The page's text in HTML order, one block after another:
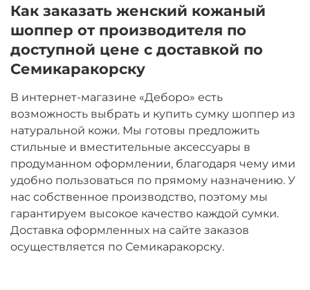
Как заказать женский кожаный
шоппер от производителя по
доступной цене с доставкой по
Семикаракорску
В интернет-магазине «Деборо» есть
возможность выбрать и купить сумку шоппер из
натуральной кожи. Мы готовы предложить
стильные и вместительные аксессуары в
продуманном оформлении, благодаря чему ими
удобно пользоваться по прямому назначению. У
нас собственное производство, поэтому мы
гарантируем высокое качество каждой сумки.
Доставка оформленных на сайте заказов
осуществляется по Семикаракорску.